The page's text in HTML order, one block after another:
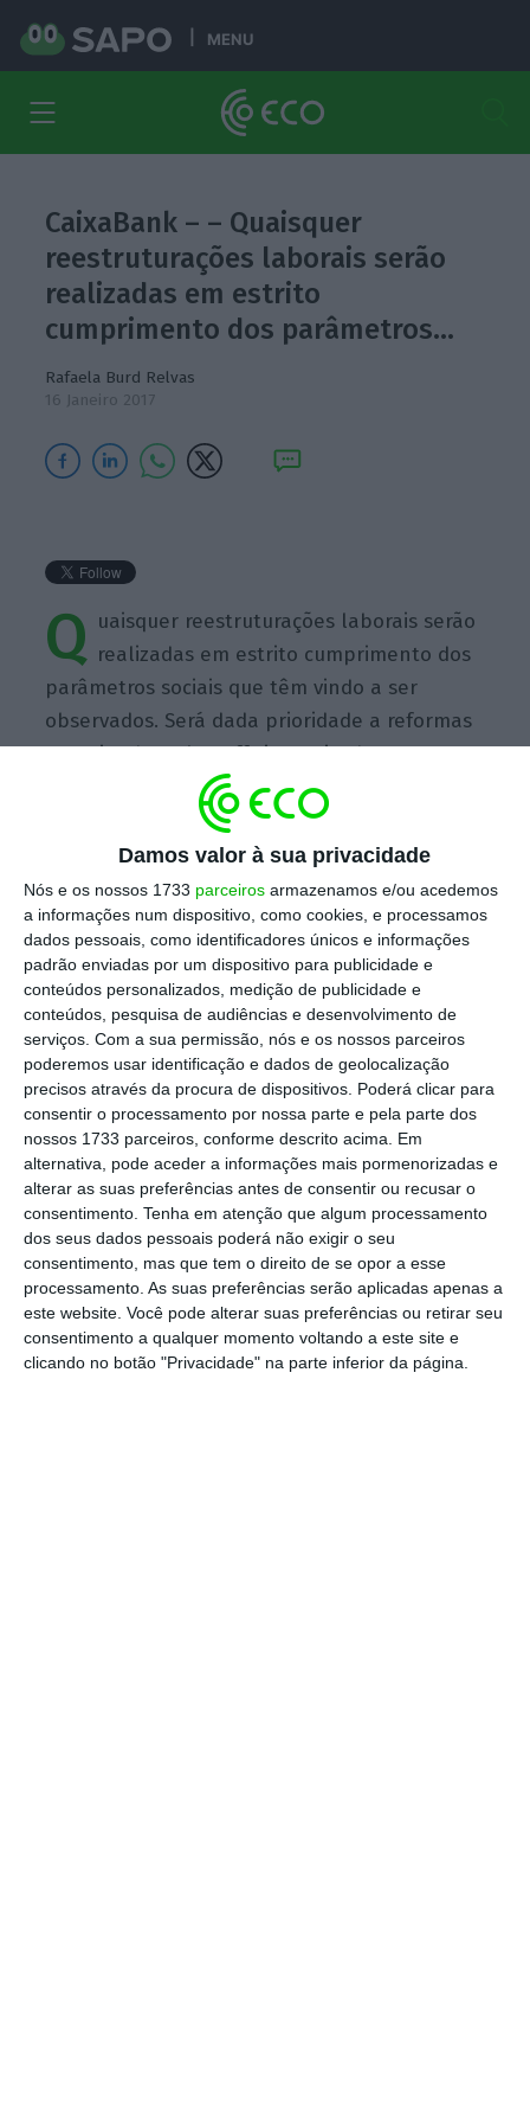
Damos valor à sua privacidade
Nós e os nossos 1733 parceiros armazenamos e/ou acedemos
a informações num dispositivo, como cookies, e processamos
dados pessoais, como identificadores únicos e informações
padrão enviadas por um dispositivo para publicidade e
conteúdos personalizados, medição de publicidade e
conteúdos, pesquisa de audiências e desenvolvimento de
serviços. Com a sua permissão, nós e os nossos parceiros
poderemos usar identificação e dados de geolocalização
precisos através da procura de dispositivos. Poderá clicar para
consentir o processamento por nossa parte e pela parte dos
nossos 1733 parceiros, conforme descrito acima. Em
alternativa, pode aceder a informações mais pormenorizadas e
alterar as suas preferências antes de consentir ou recusar o
consentimento. Tenha em atenção que algum processamento
dos seus dados pessoais poderá não exigir o seu
consentimento, mas que tem o direito de se opor a esse
processamento. As suas preferências serão aplicadas apenas a
este website. Você pode alterar suas preferências ou retirar seu
consentimento a qualquer momento voltando a este site e
clicando no botão "Privacidade" na parte inferior da página.
MENU
CaixaBank – – Quaisquer
reestruturações laborais serão
realizadas em estrito
cumprimento dos parâmetros…
Rafaela Burd Relvas
16 Janeiro 2017
Q uaisquer reestruturações laborais serão
realizadas em estrito cumprimento dos
parâmetros sociais que têm vindo a ser
observados. Será dada prioridade a reformas
antecipadas e lay-offs incentivados.
Copiar
Assine o ECO Premium
No momento em que a informação é
mais importante do que nunca, apoie
o jornalismo independente e rigoroso.
De que forma? Assine o ECO Premium e
tenha acesso a notícias exclusivas, à
opinião que conta, às reportagens e
especiais que mostram o outro lado da
história.